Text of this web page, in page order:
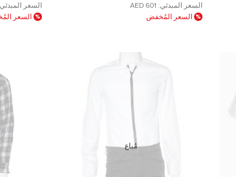
السعر المبدئي: 601 AED
السعر المُخفض
السعر
السعر
مُباع